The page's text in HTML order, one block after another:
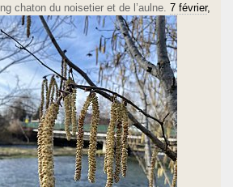
chaton du noisetier et de l’aulne. 7 février,